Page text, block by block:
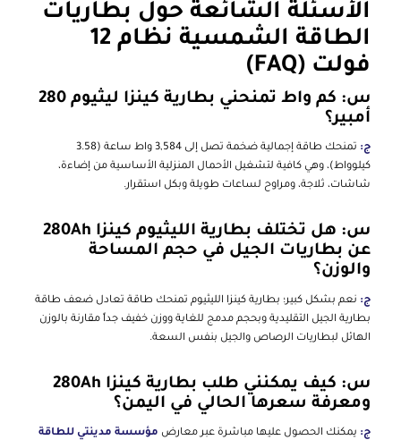
الأسئلة الشائعة حول بطاريات
الطاقة الشمسية نظام 12
فولت (FAQ)
س: كم واط تمنحني بطارية كينزا ليثيوم 280
أمبير؟
ج:
تمنحك طاقة إجمالية ضخمة تصل إلى 3,584 واط ساعة (3.58
كيلوواط)، وهي كافية لتشغيل الأحمال المنزلية الأساسية من إضاءة،
شاشات، ثلاجة، ومراوح لساعات طويلة وبكل استقرار.
س: هل تختلف بطارية الليثيوم كينزا 280Ah
عن بطاريات الجيل في حجم المساحة
والوزن؟
ج: نعم بشكل كبير؛ بطارية كينزا الليثيوم تمنحك طاقة تعادل ضعف طاقة
بطارية الجيل التقليدية وبحجم مدمج للغاية ووزن خفيف جداً مقارنة بالوزن
الهائل لبطاريات الرصاص والجيل بنفس السعة.
س: كيف يمكنني طلب بطارية كينزا 280Ah
ومعرفة سعرها الحالي في اليمن؟
ج: يمكنك الحصول عليها مباشرة عبر معارض مؤسسة مدينتي للطاقة